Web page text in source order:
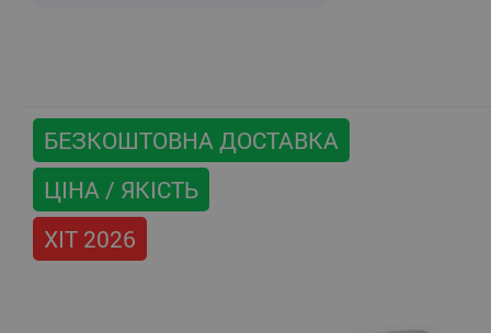
БЕЗКОШТОВНА ДОСТАВКА
ЦІНА / ЯКІСТЬ
ХІТ 2026